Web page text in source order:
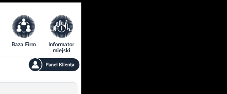
Baza Firm
Informator
miejski